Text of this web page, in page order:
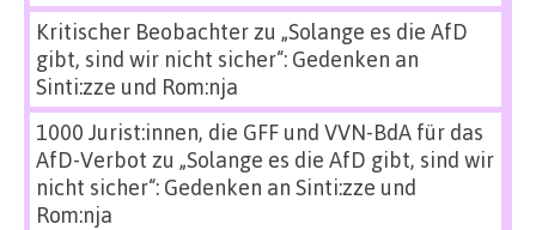
Kritischer Beobachterzu „Solange es die AfD
gibt, sind wir nicht sicher“: Gedenken an
Sinti:zze und Rom:nja
1000 Jurist:innen, die GFF und VVN-BdA für das
AfD-Verbot zu „Solange es die AfD gibt, sind wir
nicht sicher“: Gedenken an Sinti:zze und
Rom:nja